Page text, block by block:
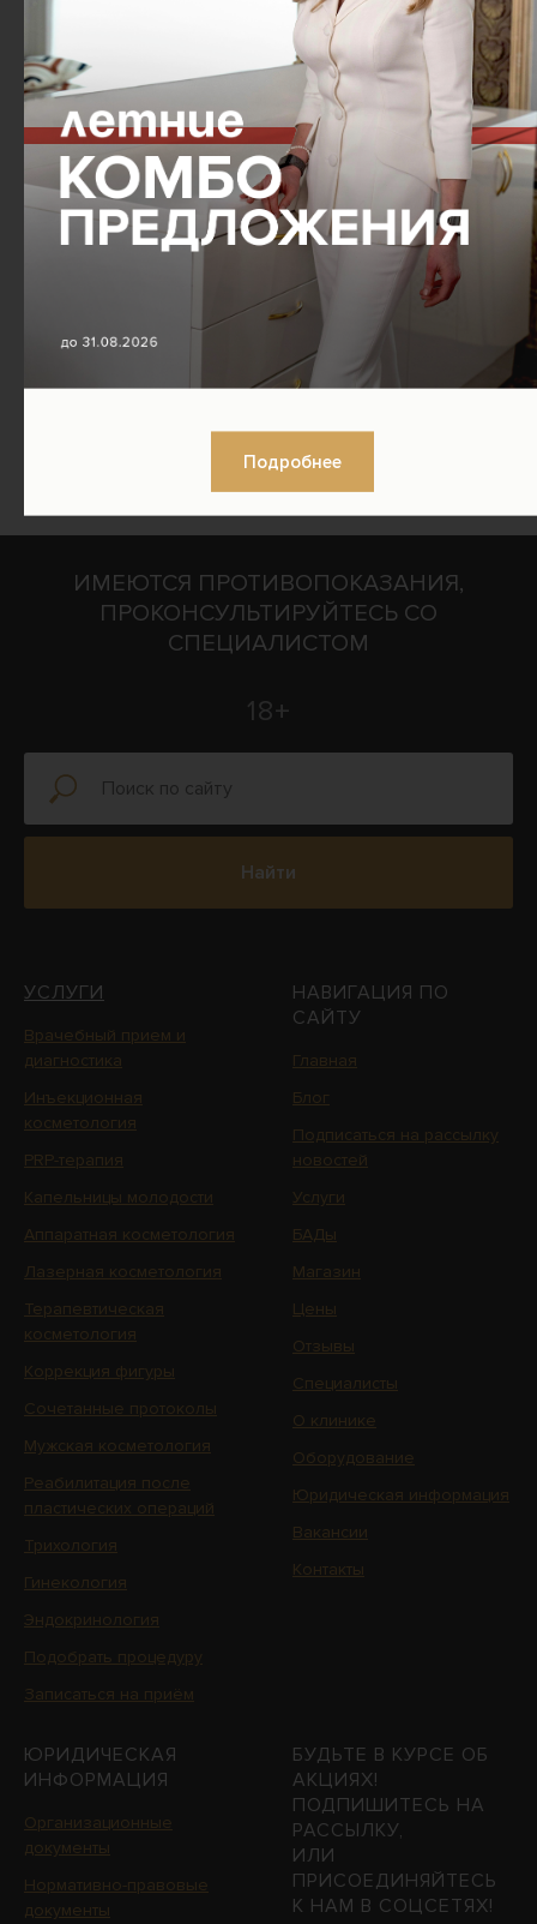
конкретного воздействия для достижения
самого значительного эффекта.
Запишитесь на первичный прием врача-
косметолога(осмотр, диагностика) прямо
сейчас и получите индивидуальную программу
по решению вашей проблемы!
Записаться на прием
ИМЕЮТСЯ ПРОТИВОПОКАЗАНИЯ,
ПРОКОНСУЛЬТИРУЙТЕСЬ СО
СПЕЦИАЛИСТОМ
18+
Найти
УСЛУГИ
Врачебный прием и
диагностика
Инъекционная
косметология
PRP-терапия
Капельницы молодости
Аппаратная косметология
Лазерная косметология
Терапевтическая
косметология
Коррекция фигуры
Сочетанные протоколы
Мужская косметология
Реабилитация после
пластических операций
Трихология
Гинекология
Эндокринология
Подобрать процедуру
Записаться на приём
НАВИГАЦИЯ ПО
САЙТУ
Главная
Блог
Подписаться на рассылку
новостей
Услуги
БАДы
Магазин
Цены
Отзывы
Специалисты
О клинике
Оборудование
Юридическая информация
Вакансии
Контакты
ЮРИДИЧЕСКАЯ
ИНФОРМАЦИЯ
Организационные
документы
Нормативно-правовые
документы
БУДЬТЕ В КУРСЕ ОБ
АКЦИЯХ!
ПОДПИШИТЕСЬ НА
РАССЫЛКУ,
ИЛИ
ПРИСОЕДИНЯЙТЕСЬ
К НАМ В СОЦСЕТЯХ!
Подробнее